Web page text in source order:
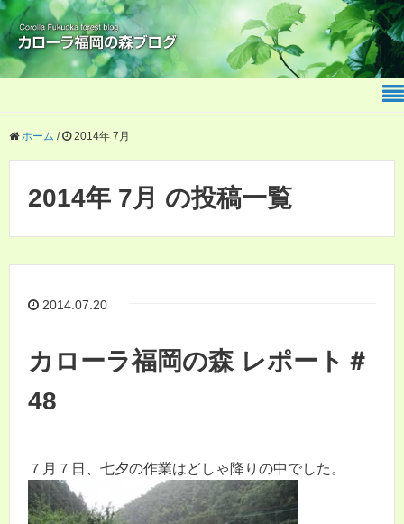
ホーム / 2014年 7月
2014年 7月 の投稿一覧
2014.07.20
カローラ福岡の森 レポート＃
48
７月７日、七夕の作業はどしゃ降りの中でした。